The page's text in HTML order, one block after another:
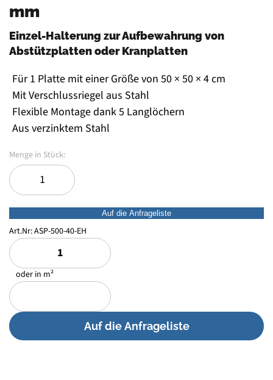
mm
Einzel-Halterung zur Aufbewahrung von
Abstützplatten oder Kranplatten
Für 1 Platte mit einer Größe von 50 × 50 × 4 cm
Mit Verschlussriegel aus Stahl
Flexible Montage dank 5 Langlöchern
Aus verzinktem Stahl
Auf die Anfrageliste
Art.Nr:ASP-500-40-EH
oder in m²
Auf die Anfrageliste